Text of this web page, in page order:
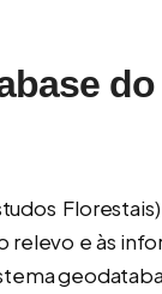
do
relevo e às
o Forest